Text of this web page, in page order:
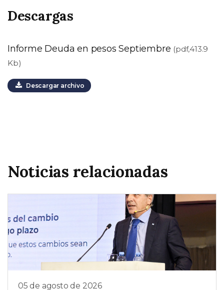
Descargas
Informe Deuda en pesos Septiembre (pdf,413.9
Kb)
Descargar archivo
Noticias relacionadas
05 de agosto de 2026